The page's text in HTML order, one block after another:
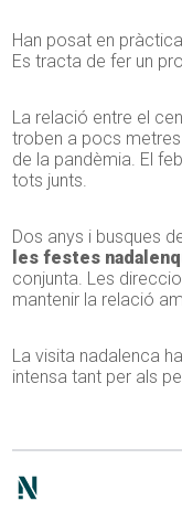
Han posat en
Es tracta de fer un
La relació entre el
troben a pocs
de la pandèmia. El
tots junts.
Dos anys i busques
les festes
conjunta. Les
mantenir la relació
La visita nadalenca
intensa tant per als